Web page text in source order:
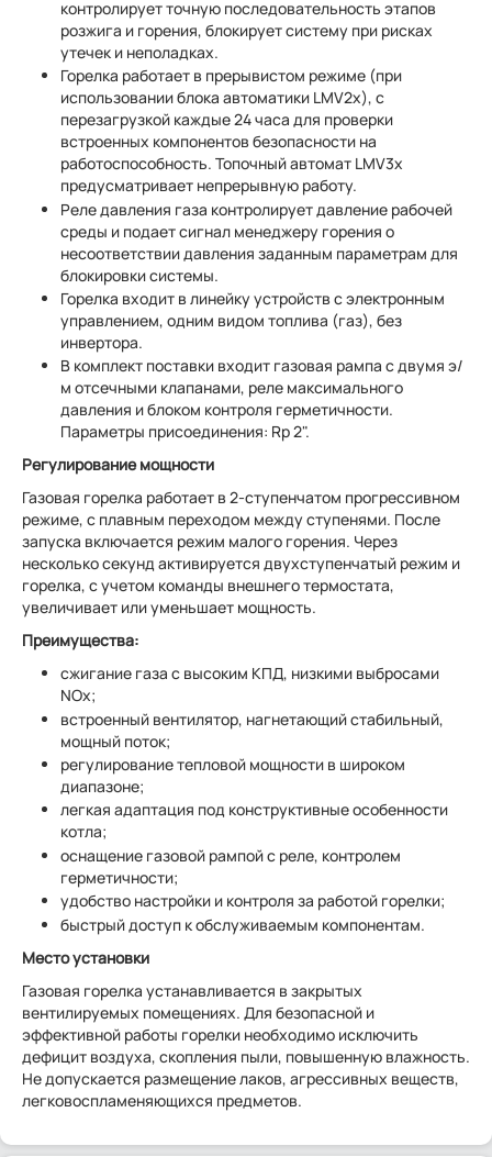
контролирует точную последовательность этапов
розжига и горения, блокирует систему при рисках
утечек и неполадках.
Горелка работает в прерывистом режиме (при
использовании блока автоматики LMV2x), с
перезагрузкой каждые 24 часа для проверки
встроенных компонентов безопасности на
работоспособность. Топочный автомат LMV3x
предусматривает непрерывную работу.
Реле давления газа контролирует давление рабочей
среды и подает сигнал менеджеру горения о
несоответствии давления заданным параметрам для
блокировки системы.
Горелка входит в линейку устройств с электронным
управлением, одним видом топлива (газ), без
инвертора.
В комплект поставки входит газовая рампа с двумя э/
м отсечными клапанами, реле максимального
давления и блоком контроля герметичности.
Параметры присоединения: Rp 2".
Регулирование мощности
Газовая горелка работает в 2-ступенчатом прогрессивном
режиме, с плавным переходом между ступенями. После
запуска включается режим малого горения. Через
несколько секунд активируется двухступенчатый режим и
горелка, с учетом команды внешнего термостата,
увеличивает или уменьшает мощность.
Преимущества:
сжигание газа с высоким КПД, низкими выбросами
NОx;
встроенный вентилятор, нагнетающий стабильный,
мощный поток;
регулирование тепловой мощности в широком
диапазоне;
легкая адаптация под конструктивные особенности
котла;
оснащение газовой рампой с реле, контролем
герметичности;
удобство настройки и контроля за работой горелки;
быстрый доступ к обслуживаемым компонентам.
Место установки
Газовая горелка устанавливается в закрытых
вентилируемых помещениях. Для безопасной и
эффективной работы горелки необходимо исключить
дефицит воздуха, скопления пыли, повышенную влажность.
Не допускается размещение лаков, агрессивных веществ,
легковоспламеняющихся предметов.